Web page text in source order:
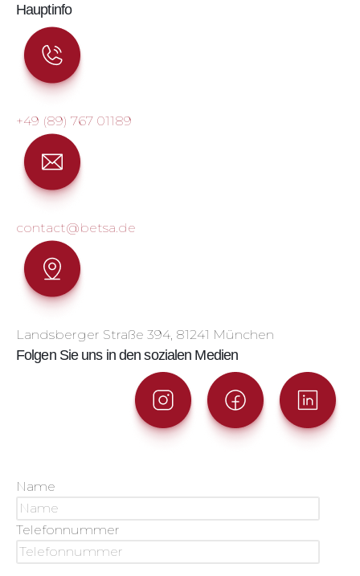
Hauptinfo
+49 (89) 767 01189
contact@betsa.de
Landsberger Straße 394, 81241 München
Folgen Sie uns in den sozialen Medien
Name
Telefonnummer